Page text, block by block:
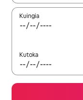
Kuingia
Kutoka